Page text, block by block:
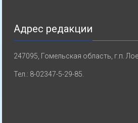
Адрес редакции
247095, Гомельская область, г.п.
Тел.: 8-02347-5-29-85.